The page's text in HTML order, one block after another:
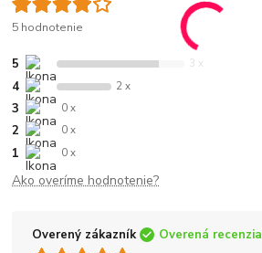
5 hodnotenie
5 3 x
4 2 x
3 0 x
2 0 x
1 0 x
Ako overíme hodnotenie?
Overený zákazník Overená recenzia